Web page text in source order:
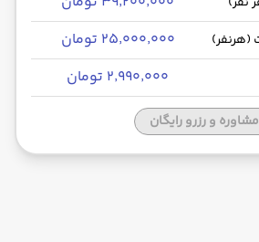
۲۵٬۰۰۰٬۰۰۰ تومان
۲٬۹۹۰٬۰۰۰ تومان
مشاوره و رزرو رایگان